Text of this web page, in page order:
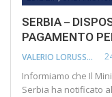
SERBIA –
PAGAMENTO
VALERIO LORUSSO
Informiamo che Il
Serbia ha notificato